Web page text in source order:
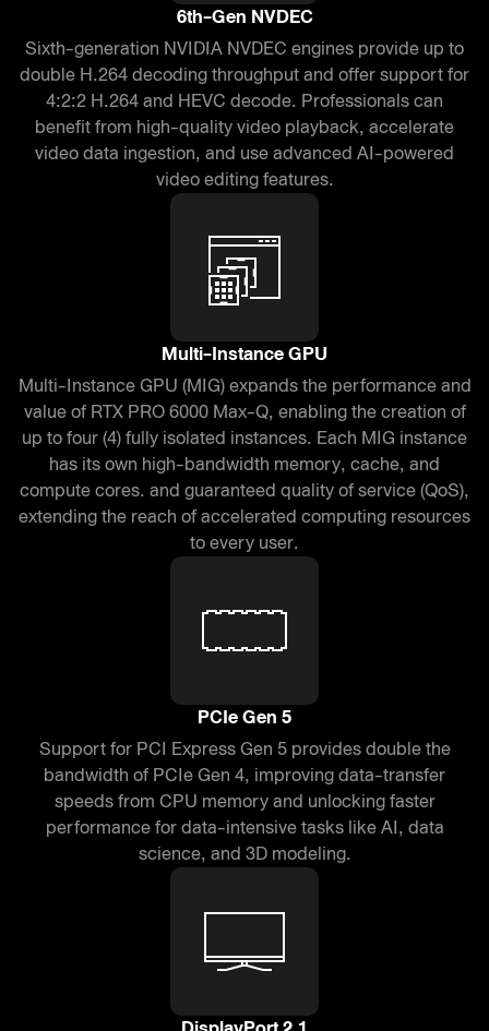
6th-Gen NVDEC
Sixth-generation NVIDIA NVDEC engines provide up to
double H.264 decoding throughput and offer support for
4:2:2 H.264 and HEVC decode. Professionals can
benefit from high-quality video playback, accelerate
video data ingestion, and use advanced AI-powered
video editing features.
Multi-Instance GPU
Multi-Instance GPU (MIG) expands the performance and
value of RTX PRO 6000 Max-Q, enabling the creation of
up to four (4) fully isolated instances. Each MIG instance
has its own high-bandwidth memory, cache, and
compute cores. and guaranteed quality of service (QoS),
extending the reach of accelerated computing resources
to every user.
PCIe Gen 5
Support for PCI Express Gen 5 provides double the
bandwidth of PCIe Gen 4, improving data-transfer
speeds from CPU memory and unlocking faster
performance for data-intensive tasks like AI, data
science, and 3D modeling.